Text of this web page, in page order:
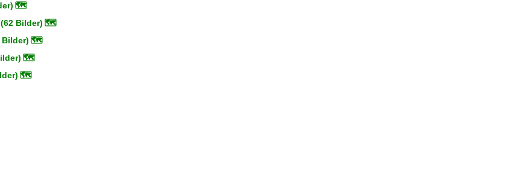
🗺
Bilder) 🗺
Bilder) 🗺
🗺
🗺